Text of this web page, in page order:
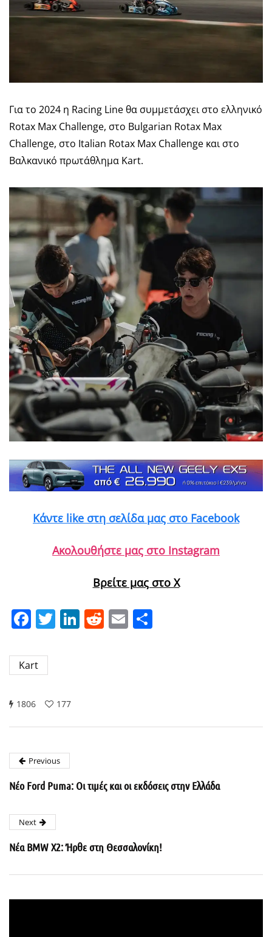
Για το 2024 η Racing Line θα συμμετάσχει στο ελληνικό
Rotax Max Challenge, στο Bulgarian Rotax Max
Challenge, στο Italian Rotax Max Challenge και στο
Βαλκανικό πρωτάθλημα Kart.
Κάντε like στη σελίδα μας στο Facebook
Ακολουθήστε μας στο Instagram
Βρείτε μας στο X
Facebook
Twitter
LinkedIn
Reddit
Email
Kart
1806 177
Previous
Νέο Ford Puma: Οι τιμές και οι εκδόσεις στην Ελλάδα
Next
Νέα BMW X2: Ήρθε στη Θεσσαλονίκη!